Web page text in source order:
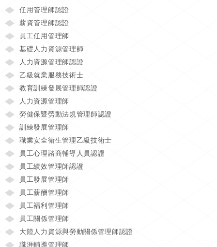
任用管理師認證
薪資管理師認證
員工任用管理師
基礎人力資源管理師
人力資源管理師認證
乙級就業服務技術士
教育訓練發展管理師認證
人力資源管理師
勞健保暨勞動法規管理師認證
訓練發展管理師
職業安全衛生管理乙級技術士
員工心理諮商輔導人員認證
員工績效管理師認證
員工發展管理師
員工薪酬管理師
員工褔利管理師
員工關係管理師
大陸人力資源與勞動關係管理師認證
職涯輔導管理師